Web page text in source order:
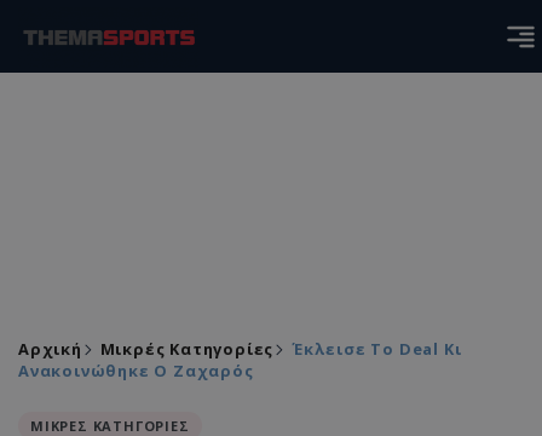
Αρχική Μικρές Κατηγορίες
Έκλεισε Το Deal Κι
Ανακοινώθηκε Ο Ζαχαρός
ΜΙΚΡΕΣ ΚΑΤΗΓΟΡΙΕΣ